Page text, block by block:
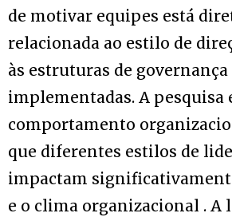
de motivar equipes está
relacionada ao estilo de
às estruturas de governança
implementadas. A pesquisa
comportamento
que diferentes estilos de
impactam
e o clima organizacional . A